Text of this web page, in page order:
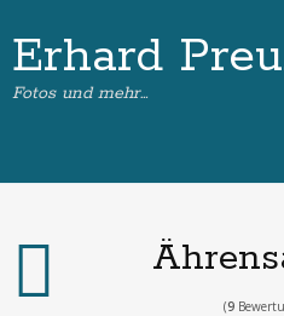
Erhard
Fotos und mehr…
(9